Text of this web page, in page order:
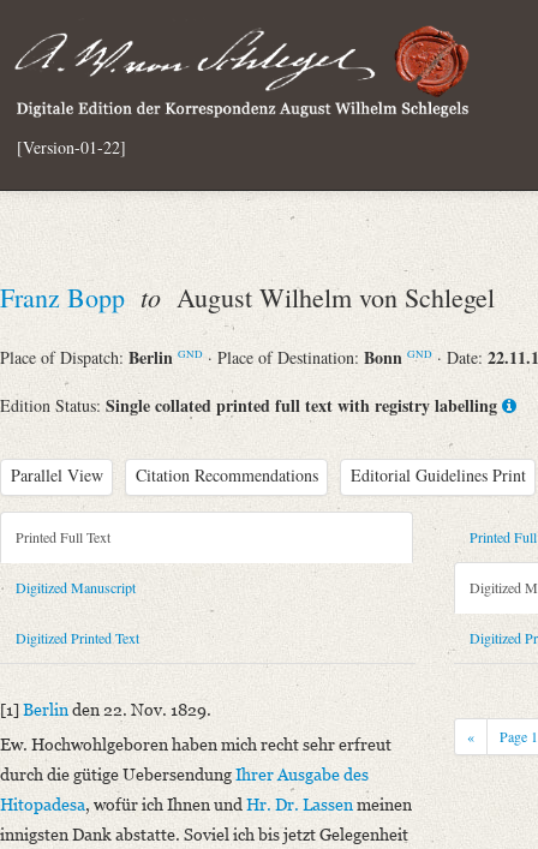
[Version-01-22]
Franz Bopp to August Wilhelm von Schlegel
Place of Dispatch: Berlin GND · Place of Destination: Bonn GND · Date:
Edition Status: Single collated printed full text with registry labelling
Parallel View Citation Recommendations Editorial Guidelines Print
Metadata Concerning Header
Sender: Franz Bopp
Recipient: August Wilhelm von Schlegel
Place of Dispatch: Berlin
Place of Destination: Bonn
Notations: Empfangsort erschlossen.
Printed Text
Provider: Dresden, Sächsische Landesbibliothek - Staats- und
OAI Id: 362642923
Printed Full Text
Digitized Manuscript
Digitized Printed Text
[1]Berlinden 22. Nov. 1829.
Ew. Hochwohlgeboren haben mich recht sehr erfreut
durch die gütige UebersendungIhrer Ausgabedes
Hitopadesa, wofür ich Ihnen und Hr. Dr. Lassenmeinen
innigsten Dank abstatte. Soviel ich bis jetzt Gelegenheit
Printed
Digitized
Digitized
« Page 1